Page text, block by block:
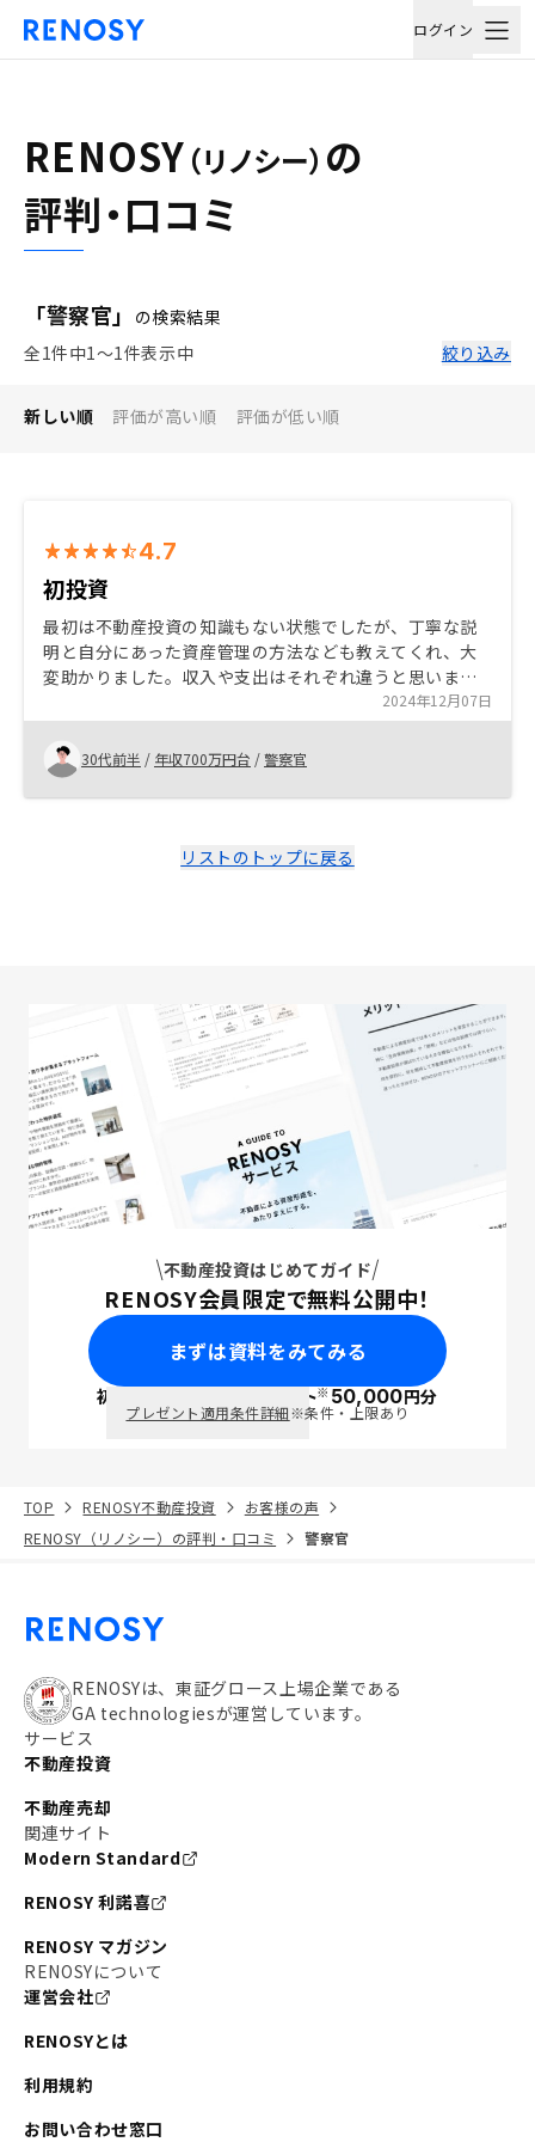
ログイン
RENOSY （リノシー） の
評判・口コミ
「警察官」
の検索結果
全1件中1〜1件表示中
絞り込み
新しい順 評価が高い順 評価が低い順
4.7
初投資
最初は不動産投資の知識もない状態でしたが、丁寧な説
明と自分にあった資産管理の方法なども教えてくれ、大
変助かりました。収入や支出はそれぞれ違うと思います
が、現在の資産や投資内容を伝えることにより、適正な
物件を紹介してもらえました。話を聞くだけでも勉強に
なるので、面談だけでもお勧めします。
2024年12月07日
30代前半 / 年収700万円台 /警察官
リストのトップに戻る
不動産投資はじめてガイド
RENOSY会員限定で無料公開中！
まずは資料をみてみる
初回面談で ポイント※50,000円分
プレゼント適用条件詳細※条件・上限あり
TOP RENOSY不動産投資
お客様の声
RENOSY（リノシー）の評判・口コミ
警察官
RENOSYは、東証グロース上場企業である
GA technologiesが運営しています。
サービス
不動産投資
不動産売却
関連サイト
Modern Standard
RENOSY 利諾喜
RENOSY マガジン
RENOSYについて
運営会社
RENOSYとは
利用規約
お問い合わせ窓口